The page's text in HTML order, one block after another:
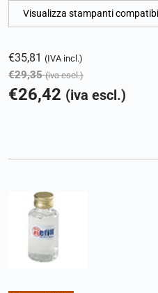
Visualizza stampanti
€35,81 (IVA incl.)
€29,35 (iva escl.)
€26,42 (iva escl.)